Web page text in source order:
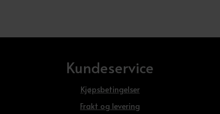
Kundeservice
Kjøpsbetingelser
Frakt og levering